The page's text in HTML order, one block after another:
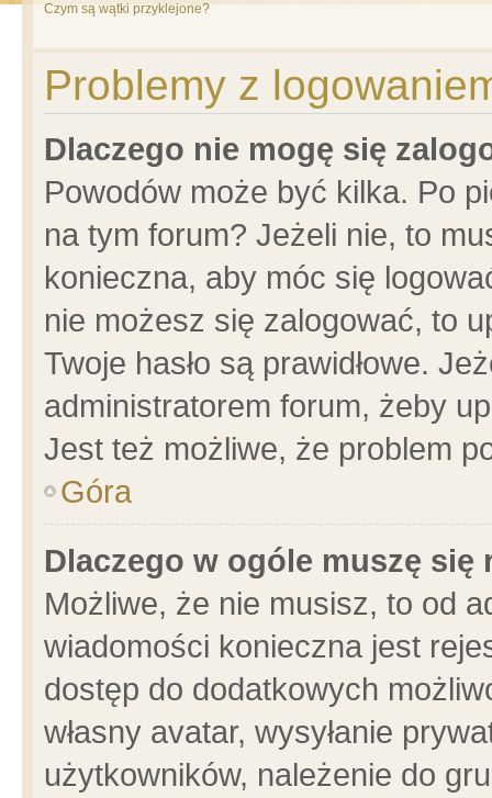
Czym są wątki przyklejone?
Problemy z
Dlaczego nie mogę się
Powodów może być kilka. Po
na tym forum? Jeżeli nie, to
konieczna, aby móc się
nie możesz się zalogować, to
Twoje hasło są prawidłowe.
administratorem forum, żeby
Jest też możliwe, że problem
Góra
Dlaczego w ogóle muszę się
Możliwe, że nie musisz, to od
wiadomości konieczna jest
dostęp do dodatkowych
własny avatar, wysyłanie
użytkowników, należenie do